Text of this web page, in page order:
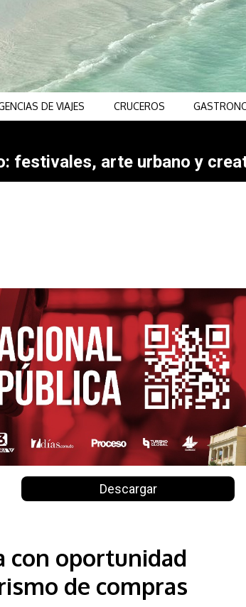
DE VIAJES CRUCEROS
festivales, arte urbano y
Descargar
con oportunidad
de compras